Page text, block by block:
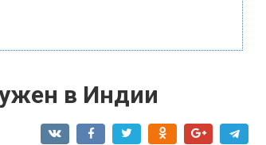
в Индии